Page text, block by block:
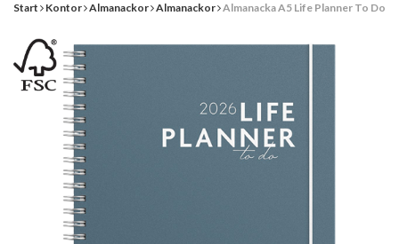
Start Kontor Almanackor Almanackor Almanacka A5 Life Planner To Do